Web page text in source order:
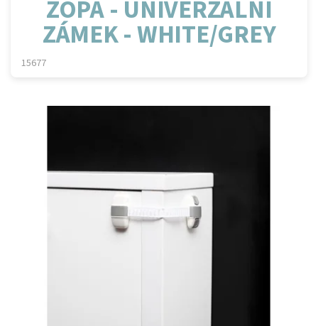
ZOPA - UNIVERZÁLNÍ
ZÁMEK - WHITE/GREY
15677